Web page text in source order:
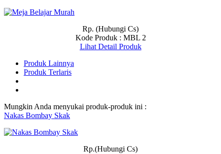
Rp. (Hubungi Cs)
Kode Produk : MBL 2
Lihat Detail Produk
Produk Lainnya
Produk Terlaris
Mungkin Anda menyukai produk-produk ini :
Nakas Bombay Skak
Rp.(Hubungi Cs)